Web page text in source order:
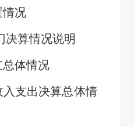
情况
决算情况说明
总体情况
入支出决算总体情